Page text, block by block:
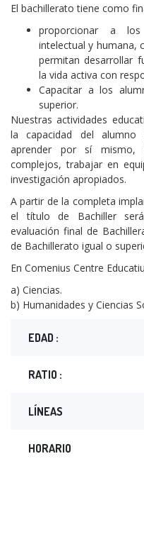
El bachillerato tiene como
proporcionar a
intelectual y humana,
permitan desarrollar
la vida activa con
Capacitar a los
superior.
Nuestras actividades
la capacidad del alumno
aprender por sí mismo,
complejos, trabajar en
investigación apropiados.
A partir de la completa
el título de Bachiller
evaluación final de
de Bachillerato igual o
En Comenius Centre
a) Ciencias.
b) Humanidades y Ciencias
EDAD :
RATIO :
LÍNEAS
HORARIO